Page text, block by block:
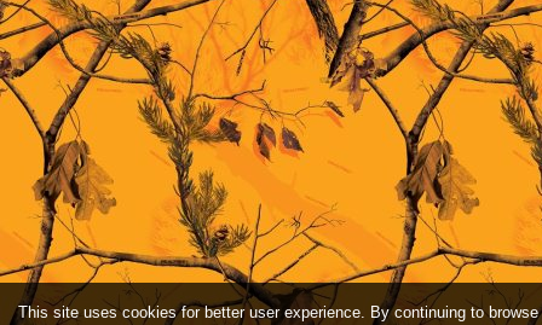
This site uses cookies for better user experience. By continuing to